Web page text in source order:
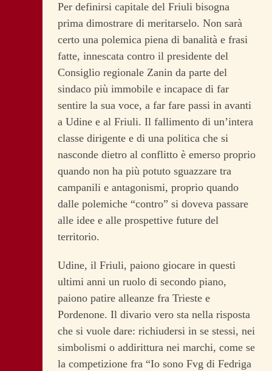
Per definirsi capitale del Friuli bisogna
prima dimostrare di meritarselo. Non sarà
certo una polemica piena di banalità e frasi
fatte, innescata contro il presidente del
Consiglio regionale Zanin da parte del
sindaco più immobile e incapace di far
sentire la sua voce, a far fare passi in avanti
a Udine e al Friuli. Il fallimento di un’intera
classe dirigente e di una politica che si
nasconde dietro al conflitto è emerso proprio
quando non ha più potuto sguazzare tra
campanili e antagonismi, proprio quando
dalle polemiche “contro” si doveva passare
alle idee e alle prospettive future del
territorio.
Udine, il Friuli, paiono giocare in questi
ultimi anni un ruolo di secondo piano,
paiono patire alleanze fra Trieste e
Pordenone. Il divario vero sta nella risposta
che si vuole dare: richiudersi in se stessi, nei
simbolismi o addirittura nei marchi, come se
la competizione fra “Io sono Fvg di Fedriga